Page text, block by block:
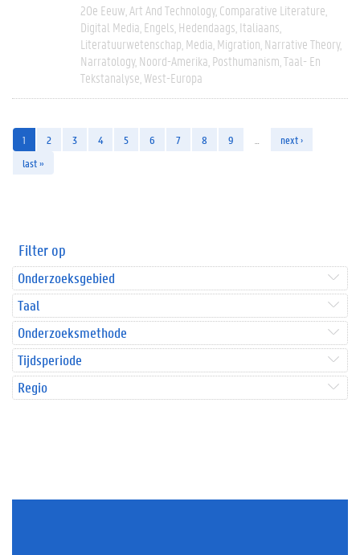
20e Eeuw Art And Technology Comparative Literature
Digital Media Engels Hedendaags Italiaans
Literatuurwetenschap Media Migration Narrative Theory
Narratology Noord-Amerika Posthumanism Taal- En
Tekstanalyse West-Europa
1 2 3 4 5 6 7 8 9
next ›
last »
Filter op
Onderzoeksgebied
Taal
Onderzoeksmethode
Tijdsperiode
Regio